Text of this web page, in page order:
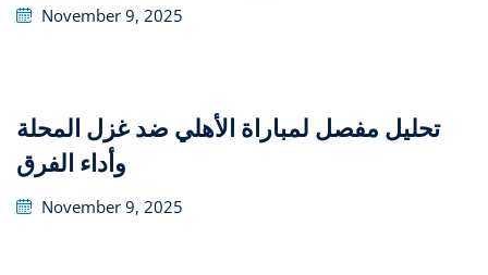
Posted
November 9, 2025
تحليل مفصل لمباراة الأهلي ضد غزل المحلة
وأداء الفرق
Posted
November 9, 2025